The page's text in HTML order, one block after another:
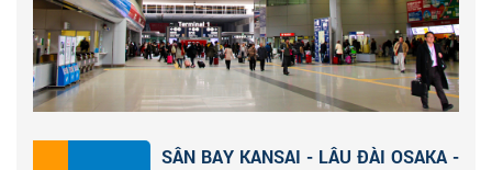
SÂN BAY KANSAI - LÂU ĐÀI OSAKA -